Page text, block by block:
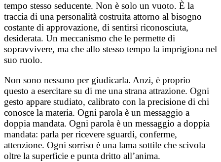
tempo stesso seducente. Non è solo un vuoto. È la
traccia di una personalità costruita attorno al bisogno
costante di approvazione, di sentirsi riconosciuta,
desiderata. Un meccanismo che le permette di
sopravvivere, ma che allo stesso tempo la imprigiona nel
suo ruolo.
Non sono nessuno per giudicarla. Anzi, è proprio
questo a esercitare su di me una strana attrazione. Ogni
gesto appare studiato, calibrato con la precisione di chi
conosce la materia. Ogni parola è un messaggio a
doppia mandata. Ogni parola è un messaggio a doppia
mandata: parla per ricevere sguardi, conferme,
attenzione. Ogni sorriso è una lama sottile che scivola
oltre la superficie e punta dritto all’anima.